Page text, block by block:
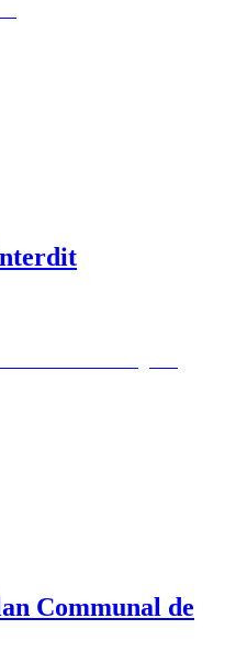
Communal de